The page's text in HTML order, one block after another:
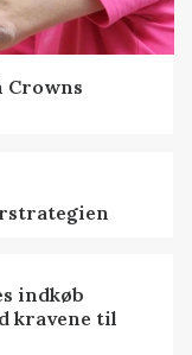
Crowns
indkøb
kravene til